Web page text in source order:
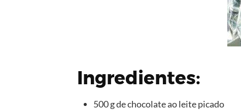
Ingredientes:
500 g de chocolate ao leite picado